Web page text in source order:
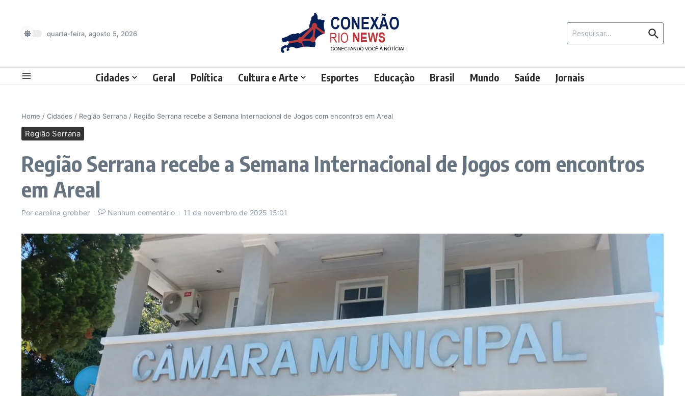
quarta-feira, agosto 5, 2026
Cidades Geral Política Cultura e Arte Esportes Educação Brasil Mundo Saúde Jornais
Home / Cidades / Região Serrana / Região Serrana recebe a Semana Internacional de Jogos com encontros em Areal
Região Serrana
Região Serrana recebe a Semana Internacional de Jogos com encontros
em Areal
Por carolina grobber Nenhum comentário 11 de novembro de 2025 15:01